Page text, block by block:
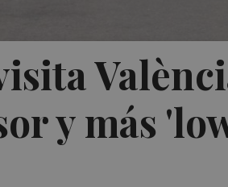
y más